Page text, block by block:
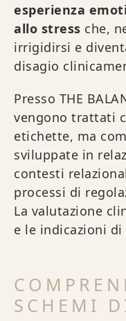
esperienza
allo stress che,
irrigidirsi e
disagio
Presso THE
vengono trattati
etichette, ma
sviluppate in
contesti
processi di
La valutazione
e le indicazioni
SCHEMI